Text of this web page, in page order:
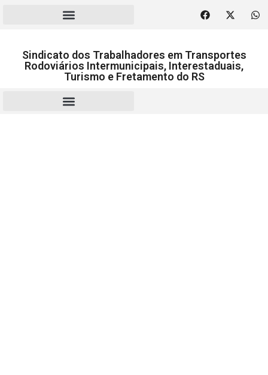
Sindicato dos Trabalhadores em Transportes
Rodoviários Intermunicipais, Interestaduais,
Turismo e Fretamento do RS